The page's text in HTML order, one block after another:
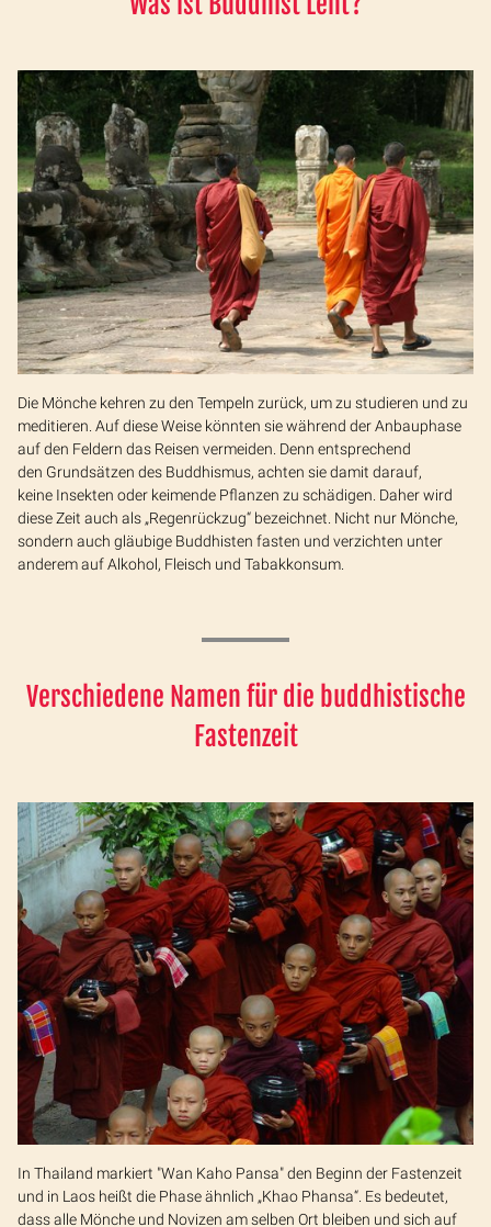
Die Mönche kehren zu den Tempeln zurück, um zu studieren und zu
meditieren. Auf diese Weise könnten sie während der Anbauphase
auf den Feldern das Reisen vermeiden. Denn entsprechend
den Grundsätzen des Buddhismus, achten sie damit darauf,
keine Insekten oder keimende Pflanzen zu schädigen. Daher wird
diese Zeit auch als „Regenrückzug“ bezeichnet. Nicht nur Mönche,
sondern auch gläubige Buddhisten fasten und verzichten unter
anderem auf Alkohol, Fleisch und Tabakkonsum.
Verschiedene Namen für die buddhistische
Fastenzeit
In Thailand markiert "Wan Kaho Pansa" den Beginn der Fastenzeit
und in Laos heißt die Phase ähnlich „Khao Phansa“. Es bedeutet,
dass alle Mönche und Novizen am selben Ort bleiben und sich auf